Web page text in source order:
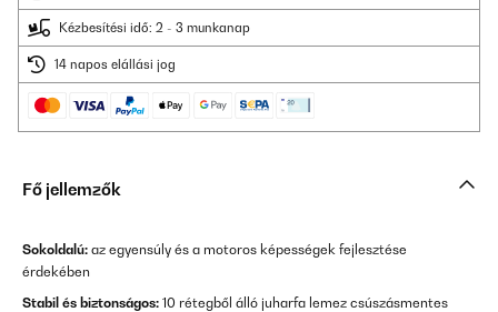
Kézbesítési idő: 2 - 3 munkanap
14 napos elállási jog
Fő jellemzők
Sokoldalú: az egyensúly és a motoros képességek fejlesztése
érdekében
Stabil és biztonságos: 10 rétegből álló juharfa lemez csúszásmentes